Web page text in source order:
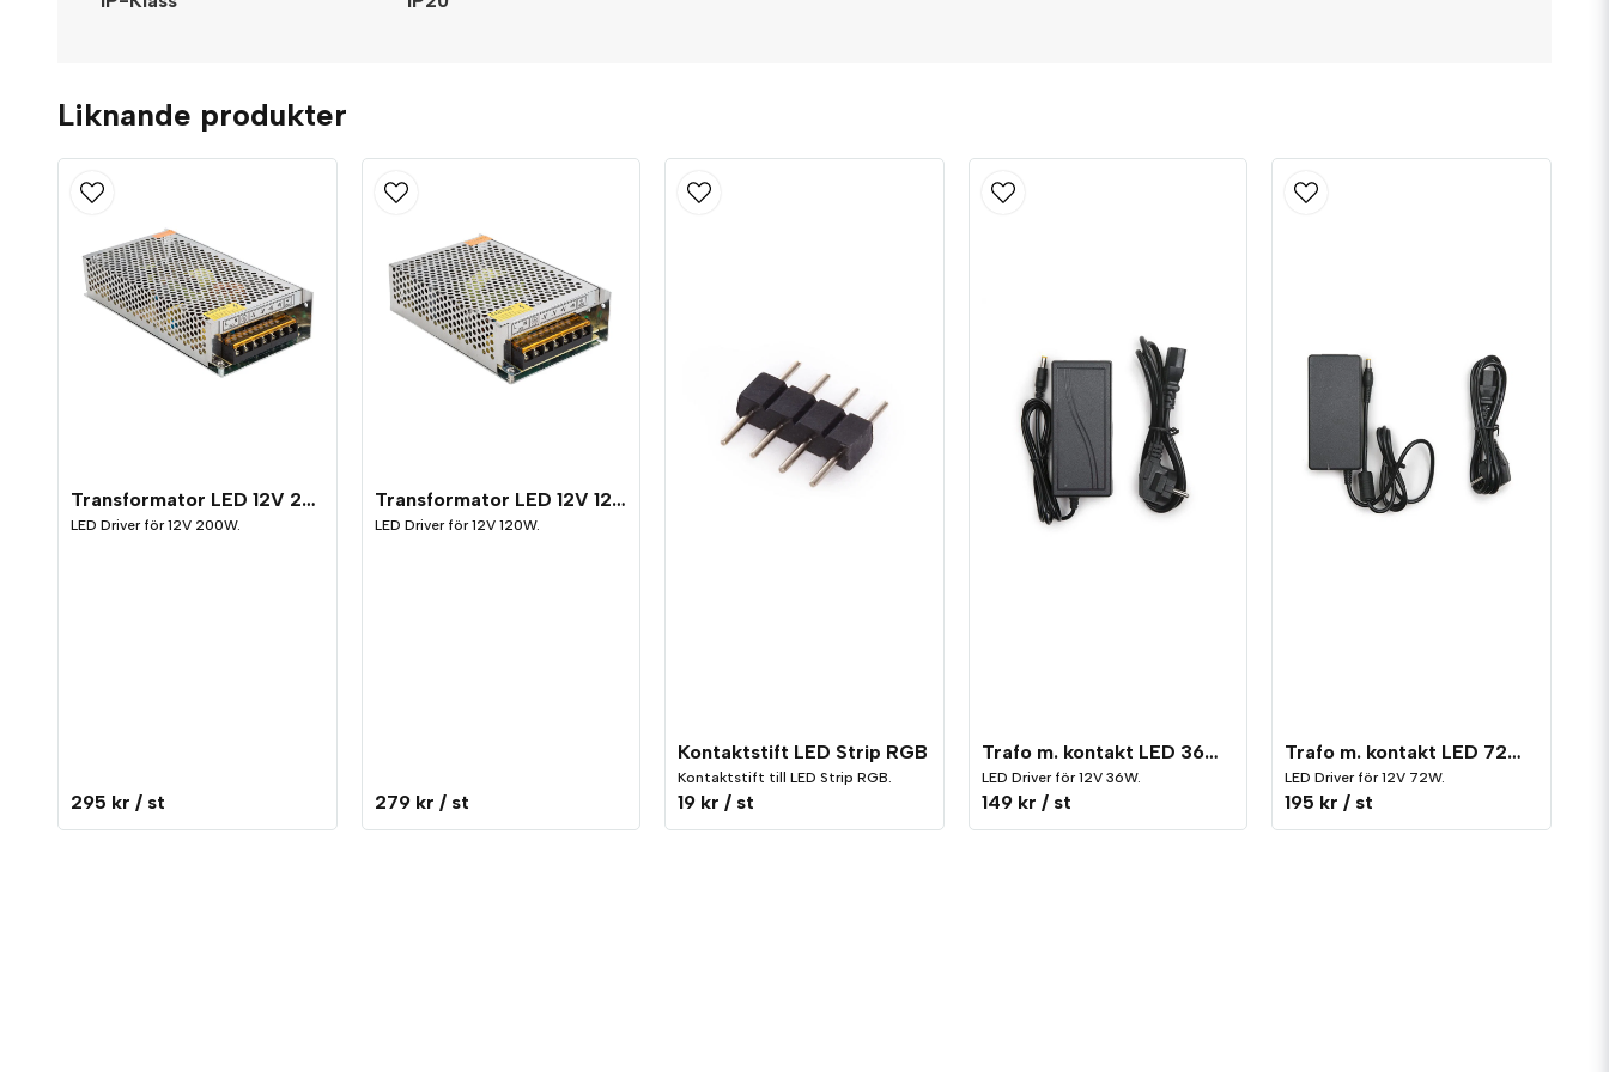
Liknande produkter
Transformator LED 12V 200W
LED Driver för 12V 200W.
295 kr / st
Transformator LED 12V 120W
LED Driver för 12V 120W.
279 kr / st
Kontaktstift LED Strip RGB
Kontaktstift till LED Strip RGB.
19 kr / st
Trafo m. kontakt LED 36W 12V
LED Driver för 12V 36W.
149 kr / st
Trafo m. kontakt LED 72W 12V
LED Driver för 12V 72W.
195 kr / st